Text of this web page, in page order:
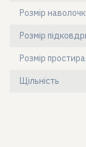
Розмір
Розмір
Розмір
Щільність